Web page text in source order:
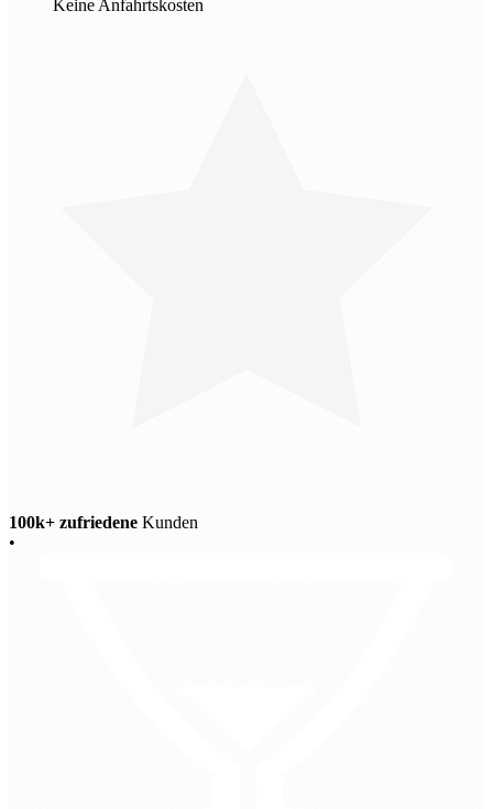
Keine Anfahrtskosten
100k+ zufriedene Kunden
•